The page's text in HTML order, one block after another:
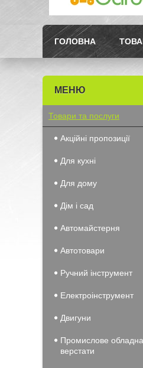
ГОЛОВНА
Товари та послуги
Акційні пропозиції
Для кухні
Для дому
Дім і сад
Автомайстерня
Автотовари
Ручний інструмент
Електроінструмент
Двигуни
Промислове
верстати